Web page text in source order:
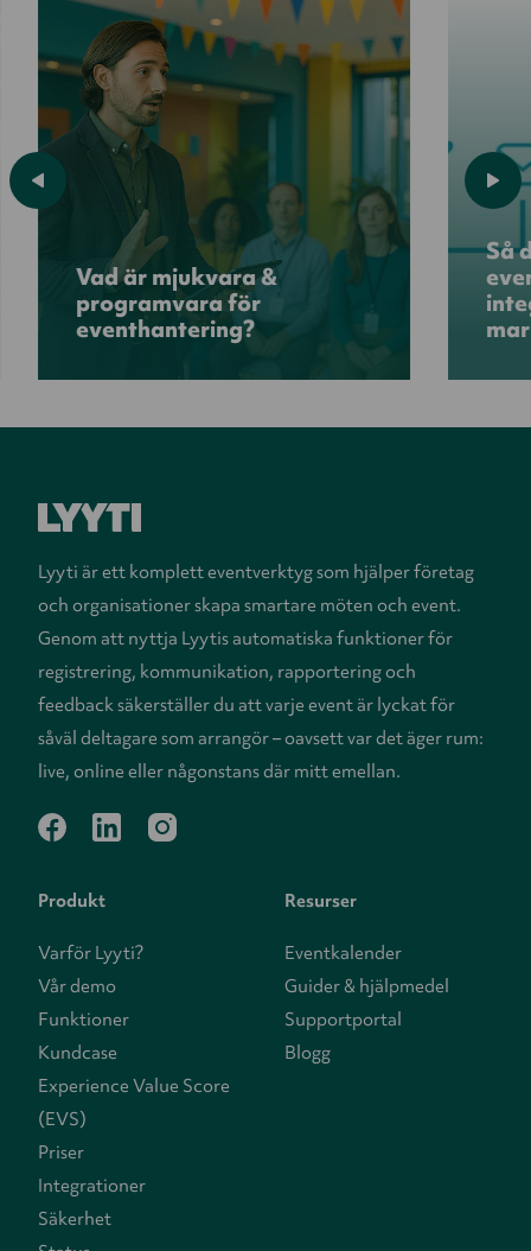
Vad är mjukvara &
programvara för
eventhantering?
Så
Lyyti är ett komplett eventverktyg som hjälper företag
och organisationer skapa smartare möten och event.
Genom att nyttja Lyytis automatiska funktioner för
registrering, kommunikation, rapportering och
feedback säkerställer du att varje event är lyckat för
såväl deltagare som arrangör – oavsett var det äger rum:
live, online eller någonstans där mitt emellan.
facebooklinkedininstagram
Produkt
Varför Lyyti?
Vår demo
Funktioner
Kundcase
Experience Value Score
(EVS)
Priser
Integrationer
Säkerhet
Resurser
Eventkalender
Guider & hjälpmedel
Supportportal
Blogg